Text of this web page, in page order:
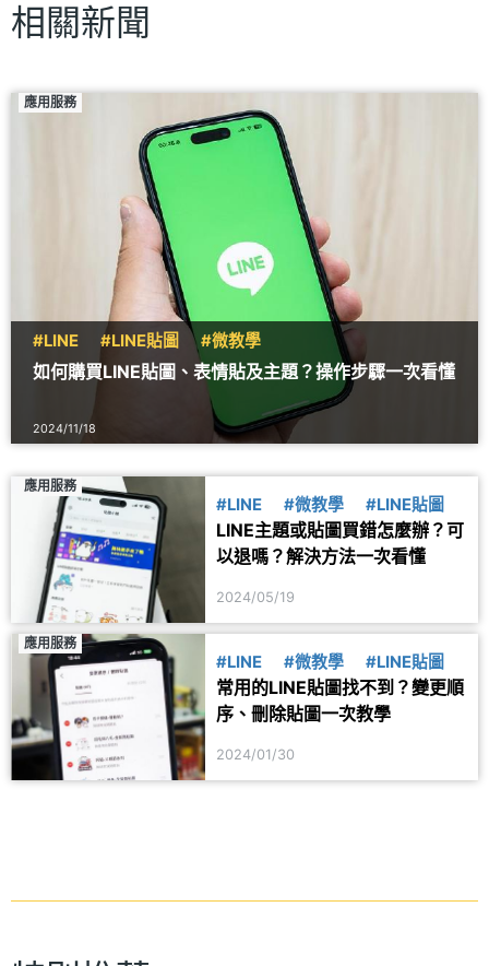
相關新聞
應用服務
#LINE #LINE貼圖 #微教學
如何購買LINE貼圖、表情貼及主題？操作步驟一次看懂
2024/11/18
應用服務
#LINE #微教學 #LINE貼圖
LINE主題或貼圖買錯怎麼辦？可
以退嗎？解決方法一次看懂
2024/05/19
應用服務
#LINE #微教學 #LINE貼圖
常用的LINE貼圖找不到？變更順
序、刪除貼圖一次教學
2024/01/30